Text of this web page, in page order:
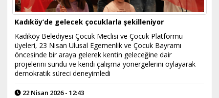
Kadıköy’de gelecek çocuklarla şekilleniyor
Kadıköy Belediyesi Çocuk Meclisi ve Çocuk Platformu
üyeleri, 23 Nisan Ulusal Egemenlik ve Çocuk Bayramı
öncesinde bir araya gelerek kentin geleceğine dair
projelerini sundu ve kendi çalışma yönergelerini oylayarak
demokratik süreci deneyimledi
22 Nisan 2026 - 12:43